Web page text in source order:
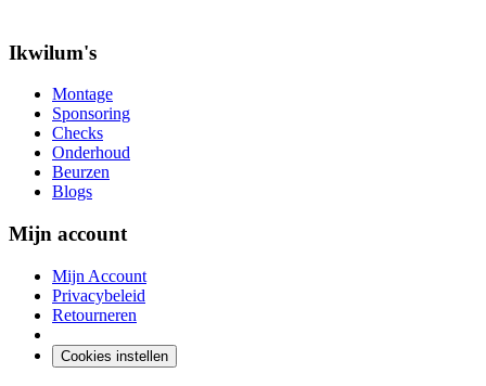
Ikwilum's
Montage
Sponsoring
Checks
Onderhoud
Beurzen
Blogs
Mijn account
Mijn Account
Privacybeleid
Retourneren
Cookies instellen